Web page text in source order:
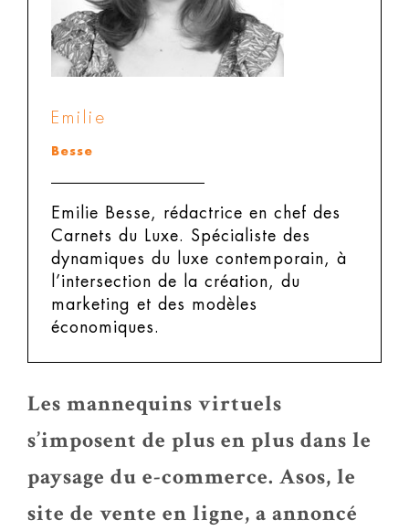
Emilie
Besse
Emilie Besse, rédactrice en chef des
Carnets du Luxe.
Spécialiste des
dynamiques du luxe contemporain, à
l’intersection de la création, du
marketing et des modèles
économiques.
Les mannequins virtuels
s’imposent de plus en plus dans le
paysage du e-commerce. Asos, le
site de vente en ligne, a annoncé